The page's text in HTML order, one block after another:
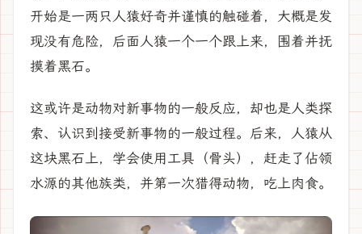
开始是一两只人猿好奇并谨慎的触碰着，大概是发
现没有危险，后面人猿一个一个跟上来，围着并抚
摸着黑石。
这或许是动物对新事物的一般反应，却也是人类探
索、认识到接受新事物的一般过程。后来，人猿从
这块黑石上，学会使用工具（骨头），赶走了佔领
水源的其他族类，并第一次猎得动物，吃上肉食。